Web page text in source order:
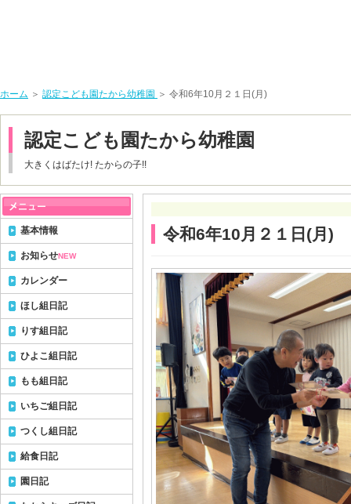
ホーム ＞ 認定こども園たから幼稚園 ＞ 令和6年10月２１日(月)
認定こども園たから幼稚園
大きくはばたけ! たからの子!!
令和6年10月２１日(月)
基本情報
お知らせNEW
カレンダー
ほし組日記
りす組日記
ひよこ組日記
もも組日記
いちご組日記
つくし組日記
給食日記
園日記